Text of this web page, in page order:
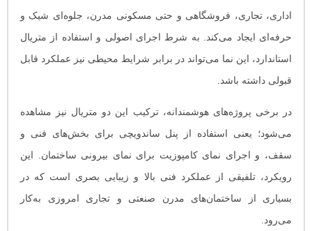
اداری، تجاری، فروشگاهی و حتی مسکونی مدرن، جلوه‌ای شیک و
حرفه‌ای ایجاد می‌کند. به شرط اجرای اصولی و استفاده از متریال
استاندارد، این نما می‌تواند در برابر شرایط محیطی نیز عملکرد قابل
قبولی داشته باشد.
در برخی پروژه‌های هوشمندانه، ترکیب این دو متریال نیز مشاهده
می‌شود؛ یعنی استفاده از پنل ساندویچی برای بخش‌های فنی و
سقف، و اجرای نمای کامپوزیت برای نمای بیرونی ساختمان. این
رویکرد، تلفیقی از عملکرد فنی بالا و زیبایی بصری است که در
بسیاری از ساختمان‌های مدرن صنعتی و تجاری امروزی به‌کار
می‌رود.